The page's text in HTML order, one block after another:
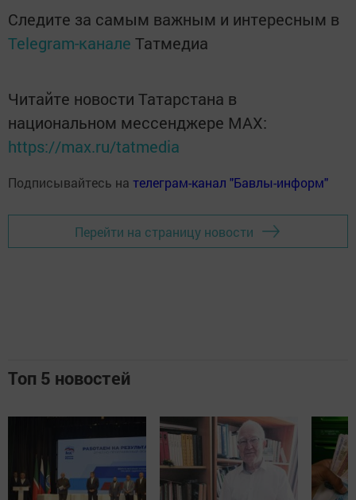
Следите за самым важным и интересным в
Telegram-канале Татмедиа
Читайте новости Татарстана в
национальном мессенджере MАХ:
https://max.ru/tatmedia
Подписывайтесь на телеграм-канал "Бавлы-информ"
Перейти на страницу новости
Топ 5 новостей